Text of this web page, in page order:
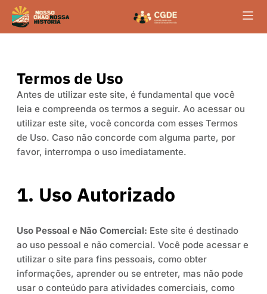
Termos de Uso
Antes de utilizar este site, é fundamental que você
leia e compreenda os termos a seguir. Ao acessar ou
utilizar este site, você concorda com esses Termos
de Uso. Caso não concorde com alguma parte, por
favor, interrompa o uso imediatamente.
1. Uso Autorizado
Uso Pessoal e Não Comercial: Este site é destinado
ao uso pessoal e não comercial. Você pode acessar e
utilizar o site para fins pessoais, como obter
informações, aprender ou se entreter, mas não pode
usar o conteúdo para atividades comerciais, como